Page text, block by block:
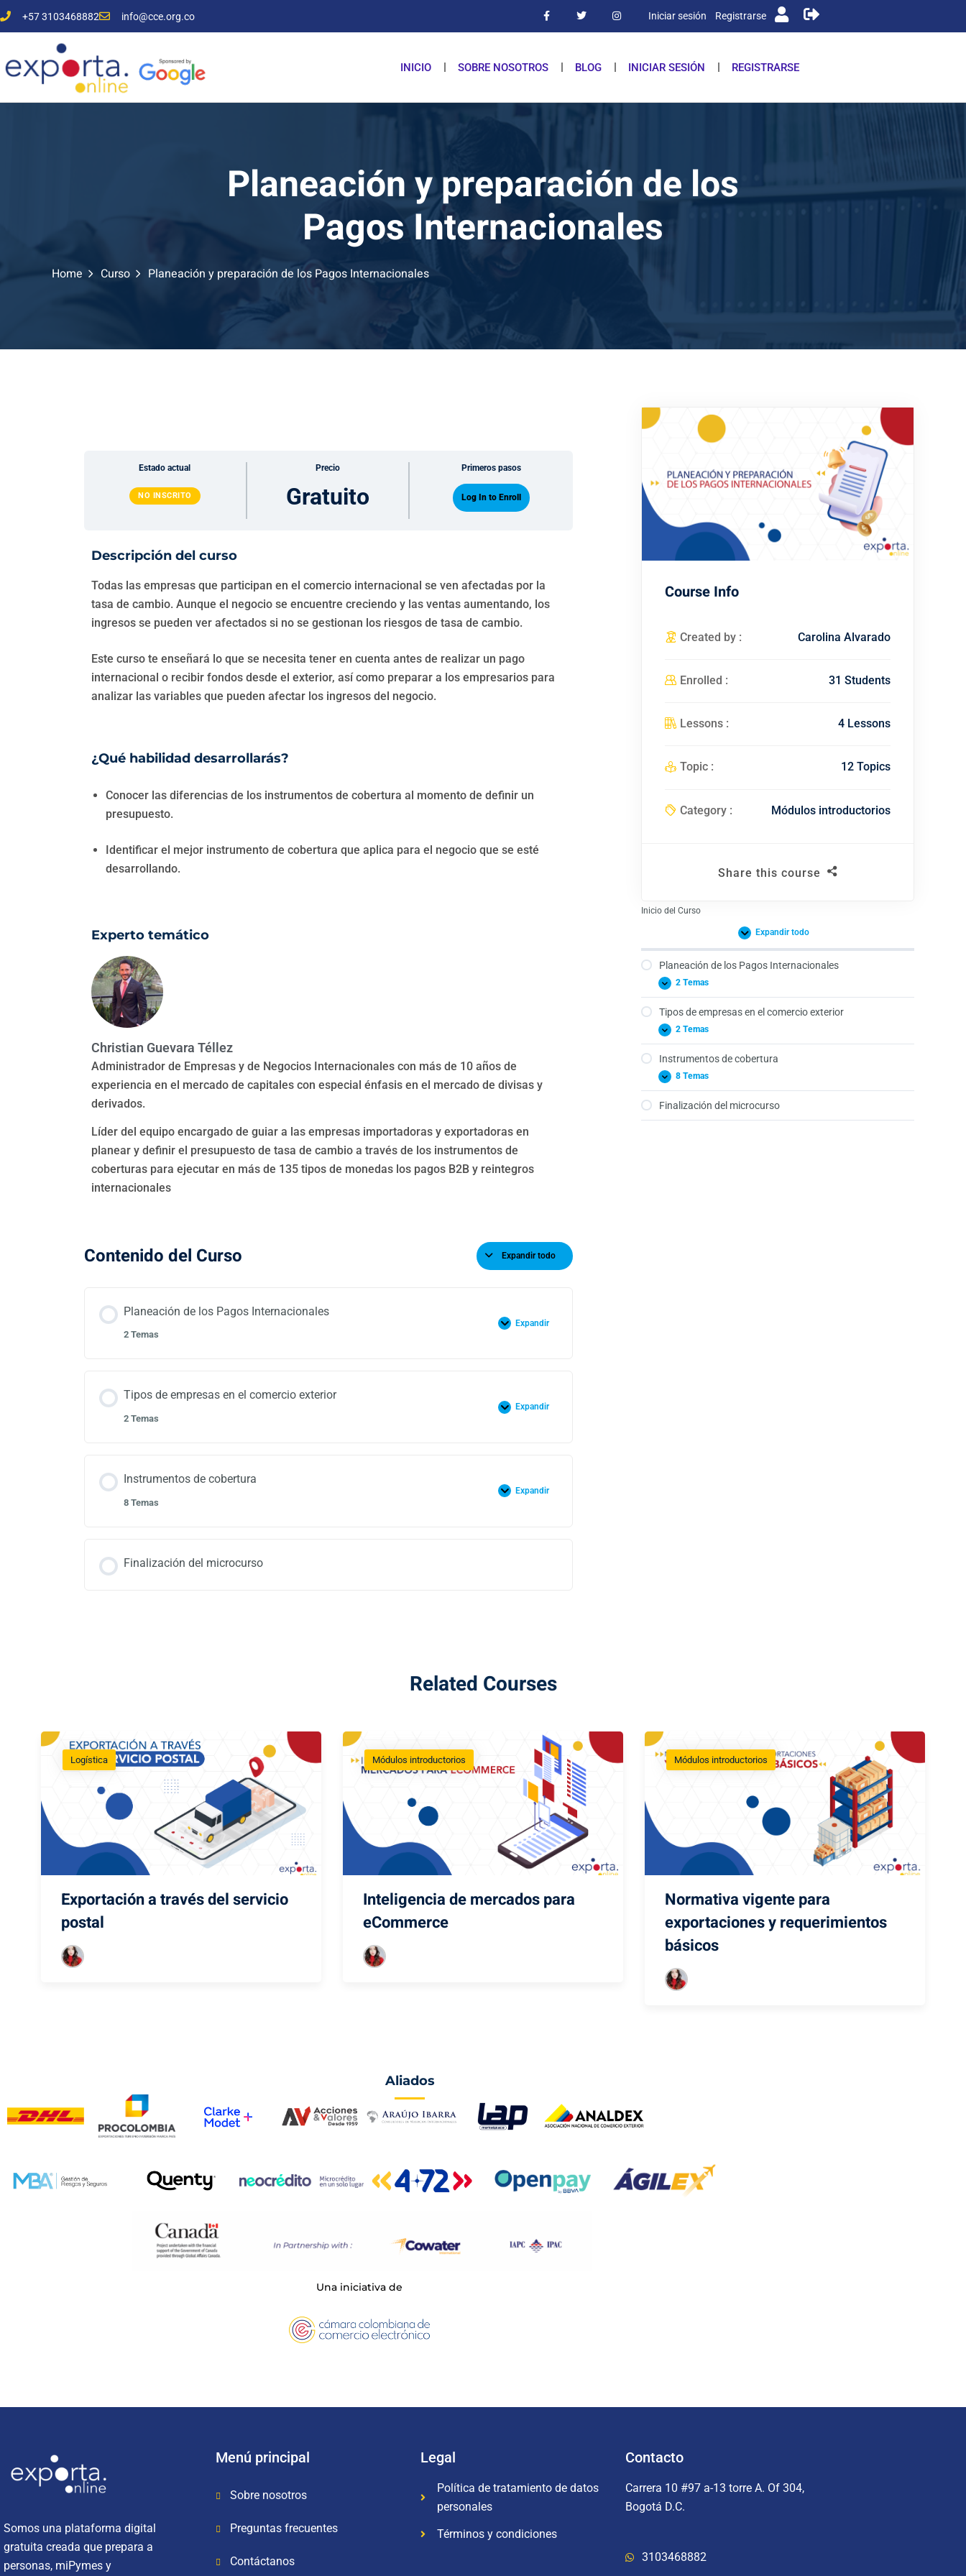
+57 3103468882 info@cce.org.co Iniciar sesión Registrarse
INICIO SOBRE NOSOTROS BLOG INICIAR SESIÓN REGISTRARSE
Planeación y preparación de los
Pagos Internacionales
Home Curso Planeación y preparación de los Pagos Internacionales
Estado actual
NO INSCRITO
Precio
Gratuito
Primeros pasos
Log In to Enroll
Descripción del curso
Todas las empresas que participan en el comercio internacional se ven afectadas por la
tasa de cambio. Aunque el negocio se encuentre creciendo y las ventas aumentando, los
ingresos se pueden ver afectados si no se gestionan los riesgos de tasa de cambio.
Este curso te enseñará lo que se necesita tener en cuenta antes de realizar un pago
internacional o recibir fondos desde el exterior, así como preparar a los empresarios para
analizar las variables que pueden afectar los ingresos del negocio.
¿Qué habilidad desarrollarás?
Conocer las diferencias de los instrumentos de cobertura al momento de definir un
presupuesto.
Identificar el mejor instrumento de cobertura que aplica para el negocio que se esté
desarrollando.
Experto temático
Christian Guevara Téllez
Administrador de Empresas y de Negocios Internacionales con más de 10 años de
experiencia en el mercado de capitales con especial énfasis en el mercado de divisas y
derivados.
Líder del equipo encargado de guiar a las empresas importadoras y exportadoras en
planear y definir el presupuesto de tasa de cambio a través de los instrumentos de
coberturas para ejecutar en más de 135 tipos de monedas los pagos B2B y reintegros
internacionales
Contenido del Curso Expandir todo
Planeación de los Pagos Internacionales
2 Temas
Expandir
Tipos de empresas en el comercio exterior
2 Temas
Expandir
Instrumentos de cobertura
8 Temas
Expandir
Finalización del microcurso
Course Info
Created by : Carolina Alvarado
Enrolled : 31 Students
Lessons : 4 Lessons
Topic : 12 Topics
Category : Módulos introductorios
Share this course
Inicio del Curso
Expandir todo
Planeación de los Pagos Internacionales
2 Temas
Tipos de empresas en el comercio exterior
2 Temas
Instrumentos de cobertura
8 Temas
Finalización del microcurso
Related Courses
Logística
Exportación a través del servicio
postal
Módulos introductorios
Inteligencia de mercados para
eCommerce
Módulos introductorios
Normativa vigente para
exportaciones y requerimientos
básicos
Aliados
Una iniciativa de
Somos una plataforma digital
gratuita creada que prepara a
personas, miPymes y
Menú principal
Sobre nosotros
Preguntas frecuentes
Contáctanos
Legal
Política de tratamiento de datos
personales
Términos y condiciones
Contacto
Carrera 10 #97 a-13 torre A. Of 304,
Bogotá D.C.
3103468882